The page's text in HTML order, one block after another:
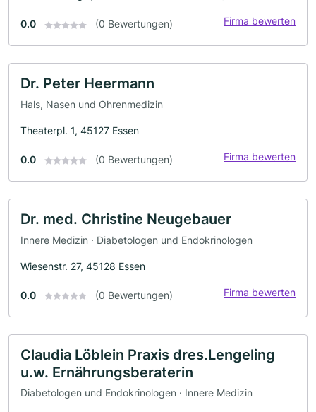
0.0 (0 Bewertungen) Firma bewerten
Dr. Peter Heermann
Hals, Nasen und Ohrenmedizin
Theaterpl. 1, 45127 Essen
0.0 (0 Bewertungen) Firma bewerten
Dr. med. Christine Neugebauer
Innere Medizin · Diabetologen und Endokrinologen
Wiesenstr. 27, 45128 Essen
0.0 (0 Bewertungen) Firma bewerten
Claudia Löblein Praxis dres.Lengeling
u.w. Ernährungsberaterin
Diabetologen und Endokrinologen · Innere Medizin